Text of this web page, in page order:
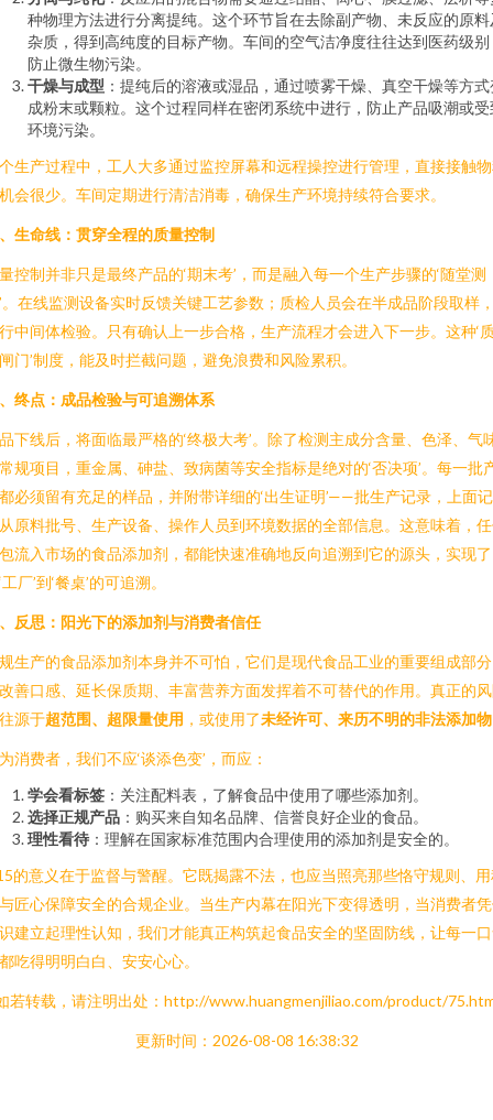
种物理方法进行分离提纯。这个环节旨在去除副产物、未反应的原料
杂质，得到高纯度的目标产物。车间的空气洁净度往往达到医药级别
防止微生物污染。
干燥与成型 ：提纯后的溶液或湿品，通过喷雾干燥、真空干燥等方式
成粉末或颗粒。这个过程同样在密闭系统中进行，防止产品吸潮或受
环境污染。
生产过程中，工人大多通过监控屏幕和远程操控进行管理，直接接触
会很少。车间定期进行清洁消毒，确保生产环境持续符合要求。
生命线：贯穿全程的质量控制
控制并非只是最终产品的‘期末考’，而是融入每一个生产步骤的‘随堂测
。在线监测设备实时反馈关键工艺参数；质检人员会在半成品阶段取样
中间体检验。只有确认上一步合格，生产流程才会进入下一步。这种‘
门’制度，能及时拦截问题，避免浪费和风险累积。
终点：成品检验与可追溯体系
下线后，将面临最严格的‘终极大考’。除了检测主成分含量、色泽、气
规项目，重金属、砷盐、致病菌等安全指标是绝对的‘否决项’。每一批
必须留有充足的样品，并附带详细的‘出生证明’——批生产记录，上面
原料批号、生产设备、操作人员到环境数据的全部信息。这意味着，
流入市场的食品添加剂，都能快速准确地反向追溯到它的源头，实现了
工厂’到‘餐桌’的可追溯。
反思：阳光下的添加剂与消费者信任
生产的食品添加剂本身并不可怕，它们是现代食品工业的重要组成部
善口感、延长保质期、丰富营养方面发挥着不可替代的作用。真正的
源于超范围、超限量使用 ，或使用了未经许可、来历不明的非法添加物
消费者，我们不应‘谈添色变’，而应：
学会看标签 ：关注配料表，了解食品中使用了哪些添加剂。
选择正规产品 ：购买来自知名品牌、信誉良好企业的食品。
理性看待 ：理解在国家标准范围内合理使用的添加剂是安全的。
的意义在于监督与警醒。它既揭露不法，也应当照亮那些恪守规则、
匠心保障安全的合规企业。当生产内幕在阳光下变得透明，当消费者
建立起理性认知，我们才能真正构筑起食品安全的坚固防线，让每一
吃得明明白白、安安心心。
若转载，请注明出处：http://www.huangmenjiliao.com/product/
更新时间：2026-08-08 16:38:32